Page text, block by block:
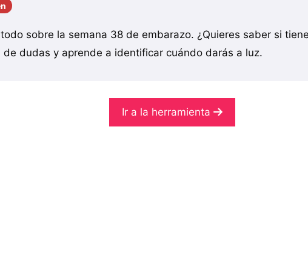
sobre la semana 38 de embarazo. ¿Quieres saber si
de dudas y aprende a identificar cuándo darás a luz.
Ir a la herramienta